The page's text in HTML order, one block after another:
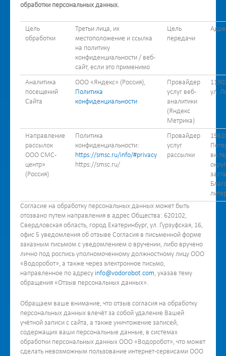
обработки персональных данных.
Цель
обработки
Третьи лица, их
местоположение и ссылка
на политику
конфиденциальности / веб-
сайт, если это применимо
Цель
передачи
Аналитика
посещений
Сайта
ООО «Яндекс» (Россия),
Политика
конфиденциальности
Провайдер
услуг веб-
аналитики
(Яндекс
Метрика)
ул.
Направление
рассылок
ООО СМС-
центр»
(Россия)
Политика
конфиденциальности:
https://smsc.ru/info/#privacy
https://smsc.ru/
Провайдер
услуг
рассылки
Согласие на обработку персональных данных может быть
отозвано путем направления в адрес Общества: 620102,
Свердловская область, город Екатеринбург, ул. Гурзуфская, 16,
офис 5 уведомления об отзыве Согласия в письменной форме
заказным письмом с уведомлением о вручении, либо вручено
лично под роспись уполномоченному должностному лицу ООО
«Водоробот», а также через электронное письмо,
направленное по адресу info@vodorobot.com, указав тему
обращения «Отзыв персональных данных».
Обращаем ваше внимание, что отзыв согласия на обработку
персональных данных влечёт за собой удаление Вашей
учётной записи с сайта, а также уничтожение записей,
содержащих ваши персональные данные, в системах
обработки персональных данных ООО «Водоробот», что может
сделать невозможным пользование интернет-сервисами ООО